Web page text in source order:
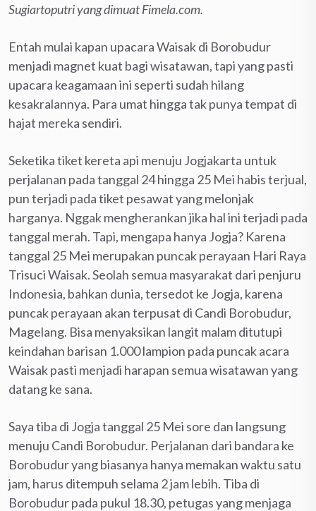
Sugiartoputri yang dimuat Fimela.com.
Entah mulai kapan upacara Waisak di Borobudur
menjadi magnet kuat bagi wisatawan, tapi yang pasti
upacara keagamaan ini seperti sudah hilang
kesakralannya. Para umat hingga tak punya tempat di
hajat mereka sendiri.
Seketika tiket kereta api menuju Jogjakarta untuk
perjalanan pada tanggal 24 hingga 25 Mei habis terjual,
pun terjadi pada tiket pesawat yang melonjak
harganya. Nggak mengherankan jika hal ini terjadi pada
tanggal merah. Tapi, mengapa hanya Jogja? Karena
tanggal 25 Mei merupakan puncak perayaan Hari Raya
Trisuci Waisak. Seolah semua masyarakat dari penjuru
Indonesia, bahkan dunia, tersedot ke Jogja, karena
puncak perayaan akan terpusat di Candi Borobudur,
Magelang. Bisa menyaksikan langit malam ditutupi
keindahan barisan 1.000 lampion pada puncak acara
Waisak pasti menjadi harapan semua wisatawan yang
datang ke sana.
Saya tiba di Jogja tanggal 25 Mei sore dan langsung
menuju Candi Borobudur. Perjalanan dari bandara ke
Borobudur yang biasanya hanya memakan waktu satu
jam, harus ditempuh selama 2 jam lebih. Tiba di
Borobudur pada pukul 18.30, petugas yang menjaga